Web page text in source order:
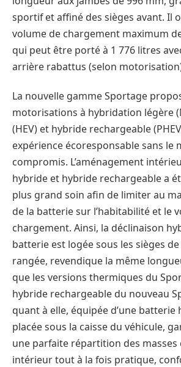
sportif et affiné des sièges avant. Il
volume de chargement maximum
qui peut être porté à 1 776 litres
arrière rabattus (selon
La nouvelle gamme Sportage
motorisations à hybridation légère
(HEV) et hybride rechargeable
expérience écoresponsable sans le
compromis. L’aménagement
hybride et hybride rechargeable a
plus grand soin afin de limiter au
de la batterie sur l’habitabilité et le
chargement. Ainsi, la déclinaison
batterie est logée sous les sièges
rangée, revendique la même
que les versions thermiques du
hybride rechargeable du nouveau
quant à elle, équipée d’une batterie
placée sous la caisse du véhicule,
une parfaite répartition des masses
intérieur tout à la fois pratique,